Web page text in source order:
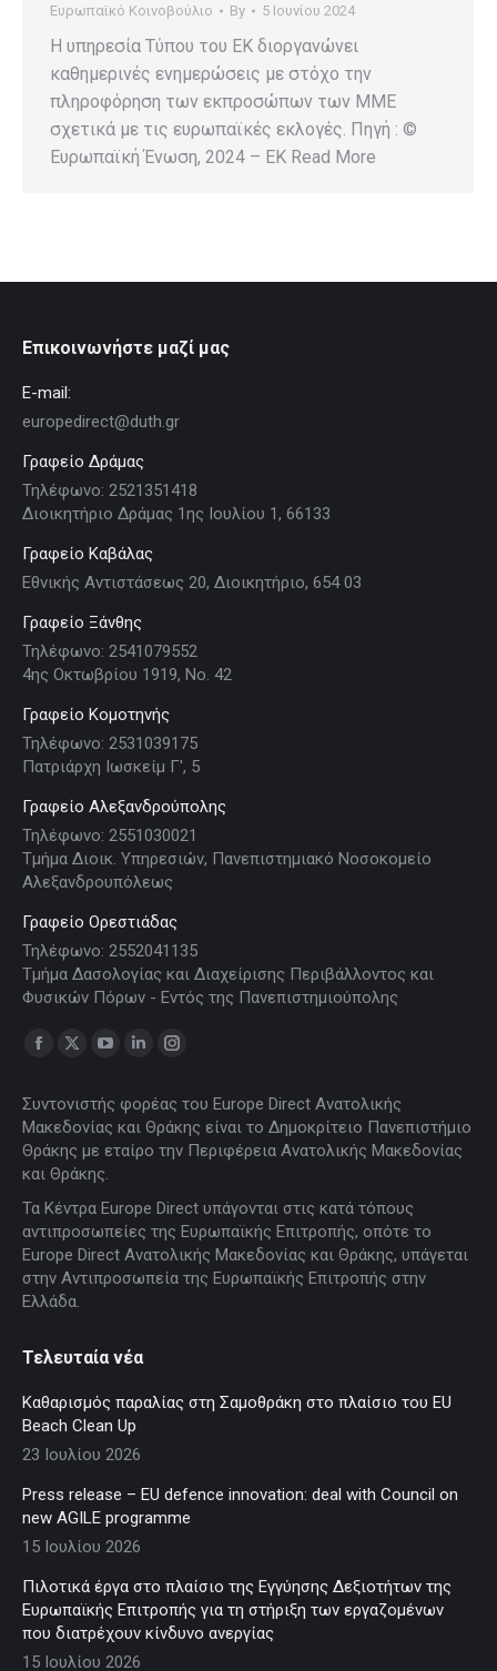
Ευρωπαϊκό Κοινοβούλιο By 5 Ιουνίου 2024
Η υπηρεσία Τύπου του ΕΚ διοργανώνει
καθημερινές ενημερώσεις με στόχο την
πληροφόρηση των εκπροσώπων των ΜΜΕ
σχετικά με τις ευρωπαϊκές εκλογές. Πηγή : ©
Ευρωπαϊκή Ένωση, 2024 – EK Read More
Επικοινωνήστε μαζί μας
E-mail:
europedirect@duth.gr
Γραφείο Δράμας
Τηλέφωνο: 2521351418
Διοικητήριο Δράμας 1ης Ιουλίου 1, 66133
Γραφείο Καβάλας
Εθνικής Αντιστάσεως 20, Διοικητήριο, 654 03
Γραφείο Ξάνθης
Τηλέφωνο: 2541079552
4ης Οκτωβρίου 1919, Νο. 42
Γραφείο Κομοτηνής
Τηλέφωνο: 2531039175
Πατριάρχη Ιωσκείμ Γ', 5
Γραφείο Αλεξανδρούπολης
Τηλέφωνο: 2551030021
Τμήμα Διοικ. Υπηρεσιών, Πανεπιστημιακό Νοσοκομείο
Αλεξανδρουπόλεως
Γραφείο Ορεστιάδας
Τηλέφωνο: 2552041135
Τμήμα Δασολογίας και Διαχείρισης Περιβάλλοντος και
Φυσικών Πόρων - Εντός της Πανεπιστημιούπολης
Find us on:
Facebook
opens
in
new
window
X
opens
in
new
window
YouTube
opens
in
new
window
Linkedin
opens
in
window
Instagram
opens
in
window
Συντονιστής φορέας του Europe Direct Ανατολικής
Μακεδονίας και Θράκης είναι το Δημοκρίτειο Πανεπιστήμιο
Θράκης με εταίρο την Περιφέρεια Ανατολικής Μακεδονίας
και Θράκης.
Τα Κέντρα Europe Direct υπάγονται στις κατά τόπους
αντιπροσωπείες της Ευρωπαϊκής Επιτροπής, οπότε το
Europe Direct Ανατολικής Μακεδονίας και Θράκης, υπάγεται
στην Αντιπροσωπεία της Ευρωπαϊκής Επιτροπής στην
Ελλάδα.
Τελευταία νέα
Καθαρισμός παραλίας στη Σαμοθράκη στο πλαίσιο του EU
Beach Clean Up
23 Ιουλίου 2026
Press release – EU defence innovation: deal with Council on
new AGILE programme
15 Ιουλίου 2026
Πιλοτικά έργα στο πλαίσιο της Εγγύησης Δεξιοτήτων της
Ευρωπαϊκής Επιτροπής για τη στήριξη των εργαζομένων
που διατρέχουν κίνδυνο ανεργίας
15 Ιουλίου 2026